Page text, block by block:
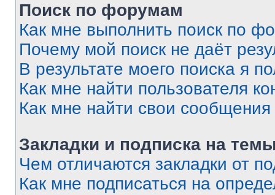
Поиск по форумам
Как мне выполнить поиск по
Почему мой поиск не даёт
В результате моего поиска я
Как мне найти пользователя
Как мне найти свои
Закладки и подписка на
Чем отличаются закладки от
Как мне подписаться на